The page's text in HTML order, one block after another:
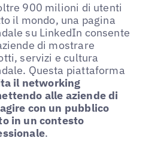
900 milioni di utenti
il mondo, una pagina
su LinkedIn consente
di mostrare
servizi e cultura
Questa piattaforma
il networking
alle aziende di
con un pubblico
in un contesto
.